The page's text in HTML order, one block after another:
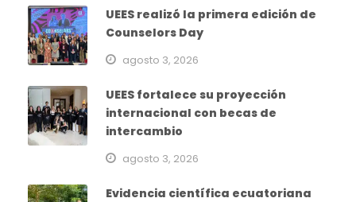
UEES realizó la primera edición de
Counselors Day
agosto 3, 2026
UEES fortalece su proyección
internacional con becas de
intercambio
agosto 3, 2026
Evidencia científica ecuatoriana